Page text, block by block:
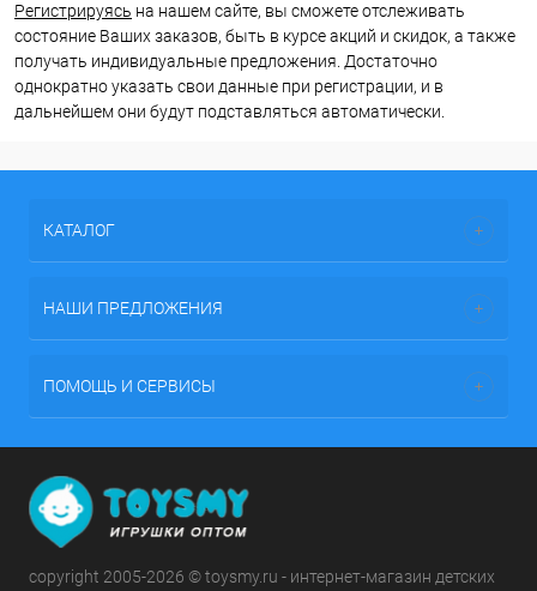
Регистрируясь на нашем сайте, вы сможете отслеживать
состояние Ваших заказов, быть в курсе акций и скидок, а также
получать индивидуальные предложения. Достаточно
однократно указать свои данные при регистрации, и в
дальнейшем они будут подставляться автоматически.
КАТАЛОГ
НАШИ ПРЕДЛОЖЕНИЯ
ПОМОЩЬ И СЕРВИСЫ
copyright 2005-2026 © toysmy.ru - интернет-магазин детских